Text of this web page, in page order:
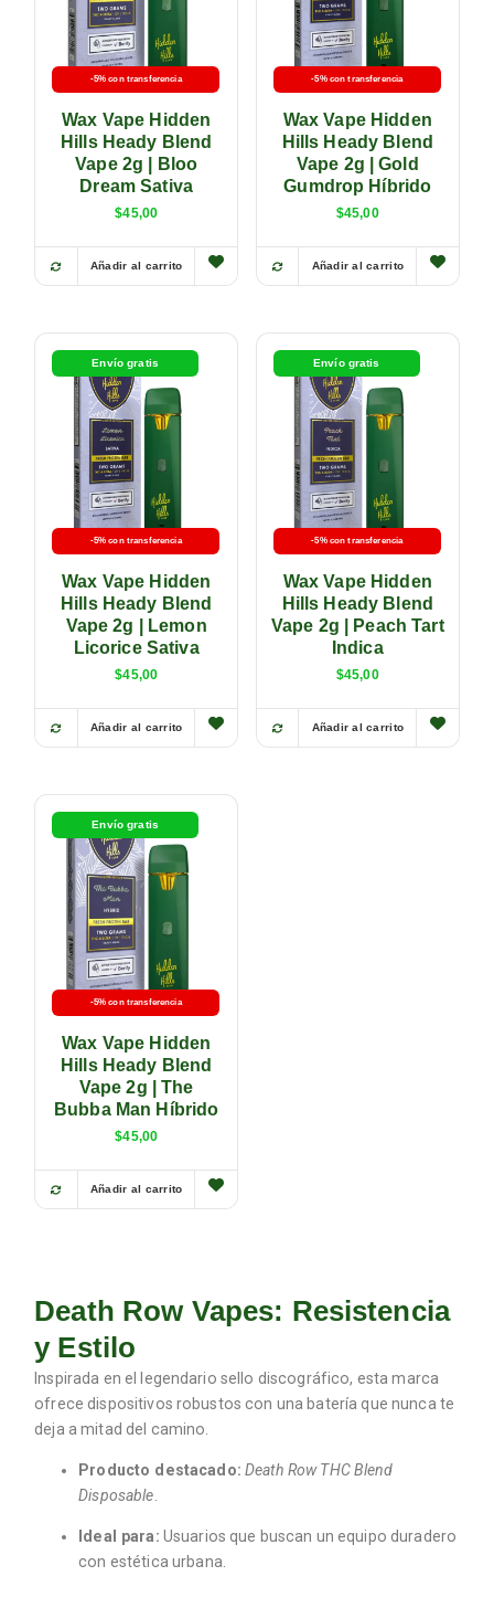
-5% con transferencia
Wax Vape Hidden
Hills Heady Blend
Vape 2g | Bloo
Dream Sativa
$45,00
Añadir al carrito
-5% con transferencia
Wax Vape Hidden
Hills Heady Blend
Vape 2g | Gold
Gumdrop Híbrido
$45,00
Añadir al carrito
Envío gratis
-5% con transferencia
Wax Vape Hidden
Hills Heady Blend
Vape 2g | Lemon
Licorice Sativa
$45,00
Añadir al carrito
Envío gratis
-5% con transferencia
Wax Vape Hidden
Hills Heady Blend
Vape 2g | Peach Tart
Indica
$45,00
Añadir al carrito
Envío gratis
-5% con transferencia
Wax Vape Hidden
Hills Heady Blend
Vape 2g | The
Bubba Man Híbrido
$45,00
Añadir al carrito
Death Row Vapes: Resistencia
y Estilo
Inspirada en el legendario sello discográfico, esta marca
ofrece dispositivos robustos con una batería que nunca te
deja a mitad del camino.
Producto destacado: Death Row THC Blend
Disposable.
Ideal para: Usuarios que buscan un equipo duradero
con estética urbana.